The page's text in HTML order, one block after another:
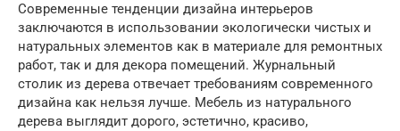
Современные тенденции дизайна интерьеров
заключаются в использовании экологически чистых и
натуральных элементов как в материале для ремонтных
работ, так и для декора помещений. Журнальный
столик из дерева отвечает требованиям современного
дизайна как нельзя лучше. Мебель из натурального
дерева выглядит дорого, эстетично, красиво,